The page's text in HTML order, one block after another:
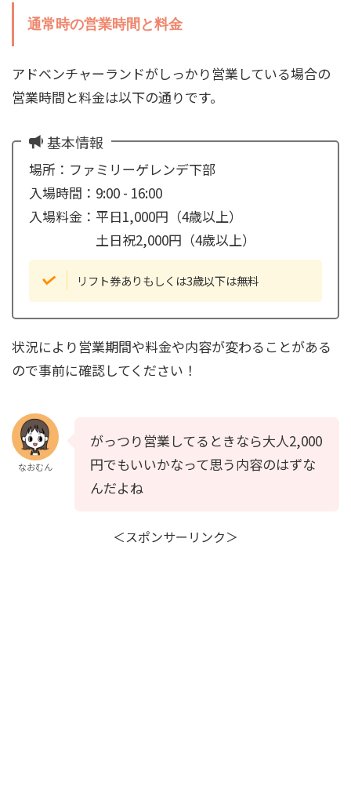
通常時の営業時間と料金
アドベンチャーランドがしっかり営業している場合の
営業時間と料金は以下の通りです。
基本情報
場所：ファミリーゲレンデ下部
入場時間：9:00 - 16:00
入場料金：平日1,000円（4歳以上）
土日祝2,000円（4歳以上）
リフト券ありもしくは3歳以下は無料
状況により営業期間や料金や内容が変わることがある
ので事前に確認してください！
なおむん
がっつり営業してるときなら大人2,000
円でもいいかなって思う内容のはずな
んだよね
＜スポンサーリンク＞